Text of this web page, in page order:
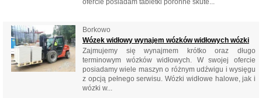
ofercie posiadam tabletki poronne skute...
Borkowo
Wózek widłowy wynajem wózków widłowych wózki
Zajmujemy się wynajmem krótko oraz długo
terminowym wózków widłowych. W swojej ofercie
posiadamy wiele maszyn o różnym udźwigu i wysięgu
z opcją pełnego serwisu. Wózki widłowe halowe, jak i
wózki w...